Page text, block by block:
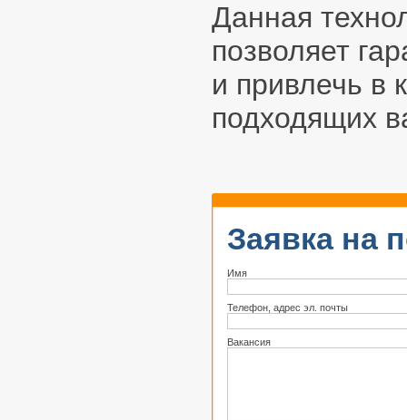
Данная
позволяет
и привлечь в
подходящих
Заявка на
Имя
Телефон, адрес эл. почты
Вакансия